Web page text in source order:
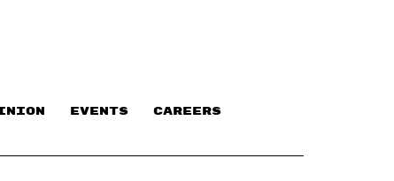
EVENTS CAREERS